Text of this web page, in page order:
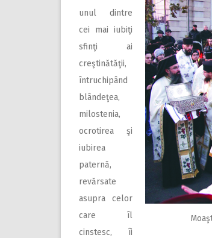
unul dintre
cei mai iubiţi
sfinţi ai
creştinătăţii,
întruchipând
blândeţea,
milostenia,
ocrotirea şi
iubirea
paternă,
revărsate
asupra celor
care îl
cinstesc, îi